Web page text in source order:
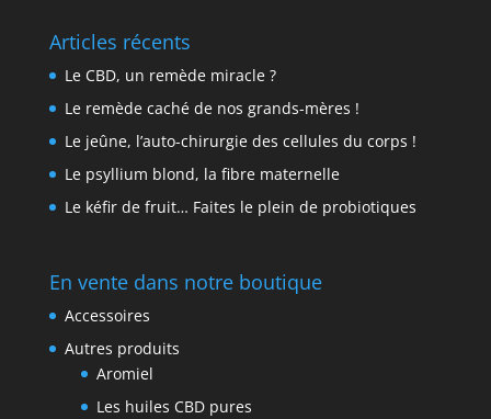
Articles récents
Le CBD, un remède miracle ?
Le remède caché de nos grands-mères !
Le jeûne, l’auto-chirurgie des cellules du corps !
Le psyllium blond, la fibre maternelle
Le kéfir de fruit… Faites le plein de probiotiques
En vente dans notre boutique
Accessoires
Autres produits
Aromiel
Les huiles CBD pures